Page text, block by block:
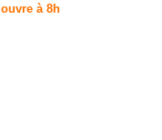
à 8h